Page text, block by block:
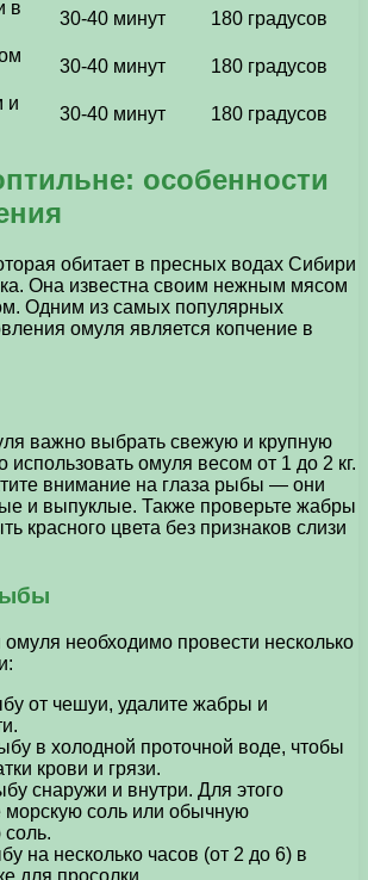
в
30-40 минут
180 градусов
30-40 минут
180 градусов
и
30-40 минут 180 градусов
особенности
обитает в пресных водах Сибири
Она известна своим нежным мясом
Одним из самых популярных
омуля является копчение в
важно выбрать свежую и крупную
использовать омуля весом от 1 до 2 кг.
внимание на глаза рыбы — они
и выпуклые. Также проверьте жабры
красного цвета без признаков слизи
необходимо провести несколько
от чешуи, удалите жабры и
в холодной проточной воде, чтобы
крови и грязи.
снаружи и внутри. Для этого
морскую соль или обычную
на несколько часов (от 2 до 6) в
для просолки.